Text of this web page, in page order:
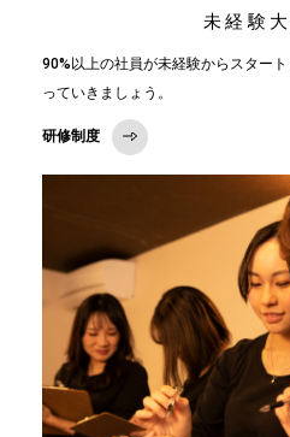
未経験
90%以上の社員が未経験からスター
っていきましょう。
研修制度